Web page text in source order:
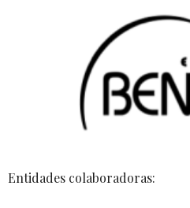
Entidades colaboradoras: